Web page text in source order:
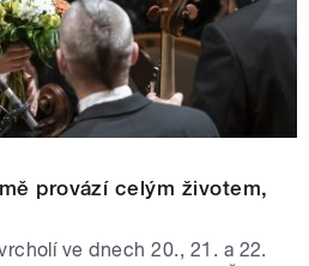
provází celým životem,
ve dnech 20., 21. a 22.